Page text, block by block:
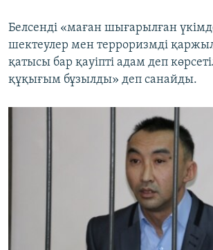
Белсенді «маған шығарылған
шектеулер мен терроризмді
қатысы бар қауіпті адам деп
құқығым бұзылды» деп санайды.